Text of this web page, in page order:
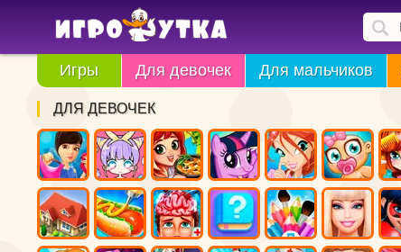
Игры Для девочек Для мальчиков
ДЛЯ ДЕВОЧЕК